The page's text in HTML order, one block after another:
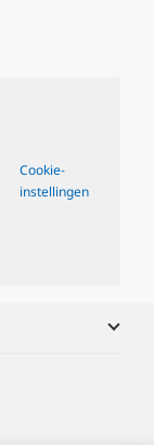
Cookie-
instellingen